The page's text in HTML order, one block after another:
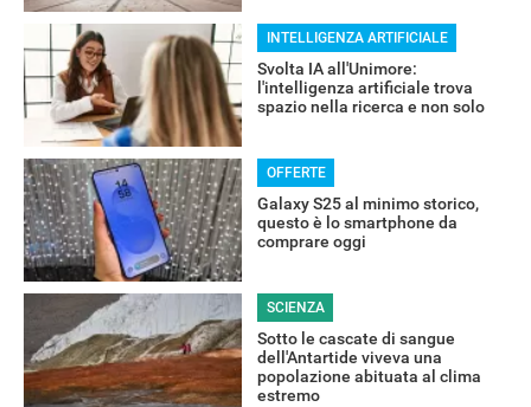
INTELLIGENZA ARTIFICIALE
Svolta IA all'Unimore:
l'intelligenza artificiale trova
spazio nella ricerca e non solo
OFFERTE
Galaxy S25 al minimo storico,
questo è lo smartphone da
comprare oggi
SCIENZA
Sotto le cascate di sangue
dell'Antartide viveva una
popolazione abituata al clima
estremo